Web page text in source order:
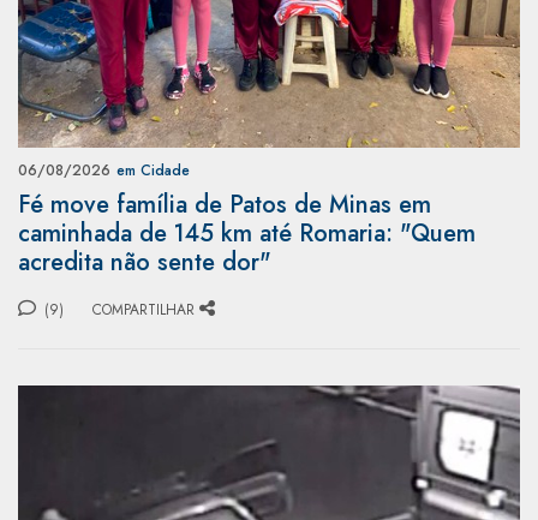
06/08/2026 em Cidade
Fé move família de Patos de Minas em
caminhada de 145 km até Romaria: "Quem
acredita não sente dor"
(9) COMPARTILHAR